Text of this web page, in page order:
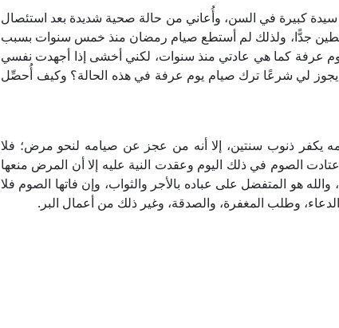
كبيرة في السن، وأُعاني من حالة صحية شديدة بعد استئصال
جدًّا، ولذلك لم أستطع صيام رمضان منذ خمس سنوات بسبب
عرفة كما هي عادتي منذ سنوات، لكني أخشى إذا أجهدت نفسي
يجوز لي شرعًا ترك صيام يوم عرفة في هذه الحالة؟ وكيف أُحصِّل
يكفر ذنوب سنتين، إلا أنه من عجز عن صيامه لنحو مرض؛ فلا
الصوم في ذلك اليوم وعقدت النية عليه إلا أن المرض منعها
هو المتفضل على عباده بالأجر والثواب، وإن فاتها الصوم فلا
وطلب المغفرة، والصدقة، وغير ذلك من أعمال البر.